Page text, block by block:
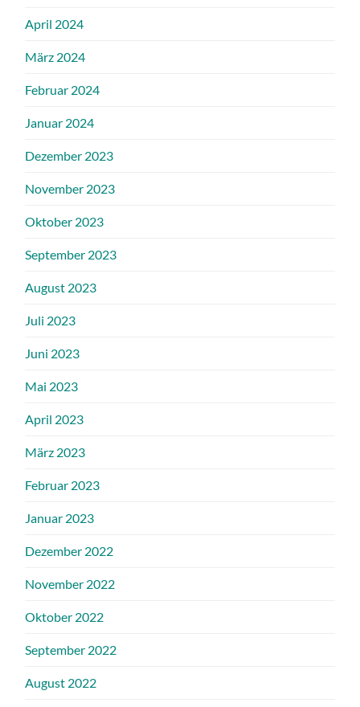
April 2024
März 2024
Februar 2024
Januar 2024
Dezember 2023
November 2023
Oktober 2023
September 2023
August 2023
Juli 2023
Juni 2023
Mai 2023
April 2023
März 2023
Februar 2023
Januar 2023
Dezember 2022
November 2022
Oktober 2022
September 2022
August 2022